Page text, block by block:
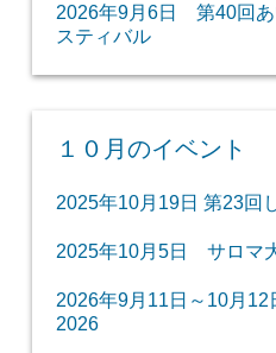
2026年9月6日 第40回あ
スティバル
１０月のイベント
2025年10月19日 第23回
2025年10月5日 サロマ
2026年9月11日～10月
2026